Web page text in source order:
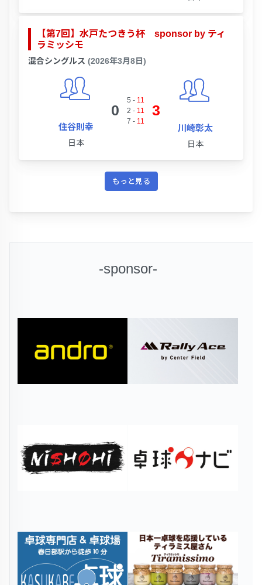
【第7回】水戸たつきう杯 sponsor by ティ
ラミッシモ
混合シングルス (2026年3月8日)
住谷則幸
日本
0
5 - 11
2 - 11
7 - 11
3
川崎彰太
日本
もっと見る
-sponsor-